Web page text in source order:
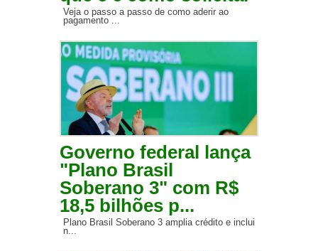
Veja o passo a passo de como aderir ao
pagamento ...
Governo federal lança
"Plano Brasil
Soberano 3" com R$
18,5 bilhões p...
Plano Brasil Soberano 3 amplia crédito e inclui
n...